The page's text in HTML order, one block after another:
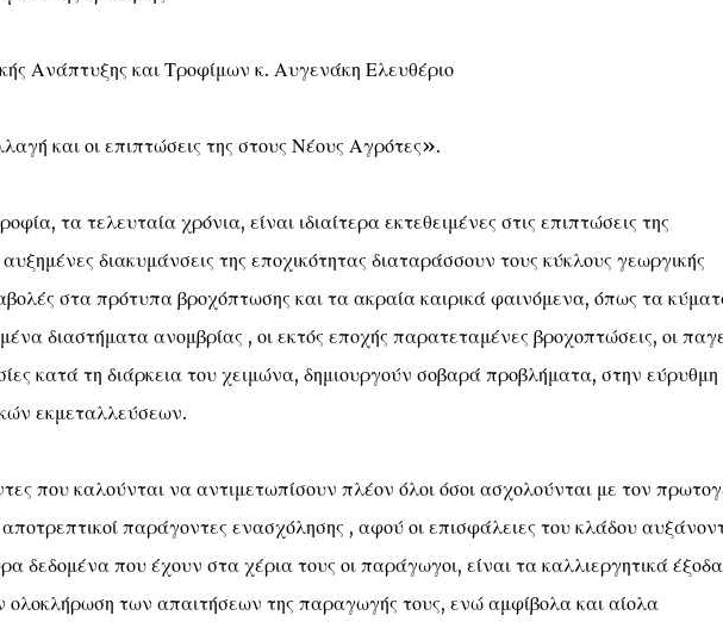
Ανάπτυξης και Τροφίμων κ. Αυγενάκη Ελευθέριο
και οι επιπτώσεις της στους Νέους Αγρότες».
τα τελευταία χρόνια, είναι ιδιαίτερα εκτεθειμένες στις επιπτώσεις της
διακυμάνσεις της εποχικότητας διαταράσσουν τους κύκλους γεωργικής
στα πρότυπα βροχόπτωσης και τα ακραία καιρικά φαινόμενα, όπως τα
διαστήματα ανομβρίας , οι εκτός εποχής παρατεταμένες βροχοπτώσεις, οι
κατά τη διάρκεια του χειμώνα, δημιουργούν σοβαρά προβλήματα, στην εύρυθμη
εκμεταλλεύσεων.
που καλούνται να αντιμετωπίσουν πλέον όλοι όσοι ασχολούνται με τον
παράγοντες ενασχόλησης , αφού οι επισφάλειες του κλάδου
δεδομένα που έχουν στα χέρια τους οι παράγωγοι, είναι τα καλλιεργητικά
ολοκλήρωση των απαιτήσεων της παραγωγής τους, ενώ αμφίβολα και αίολα